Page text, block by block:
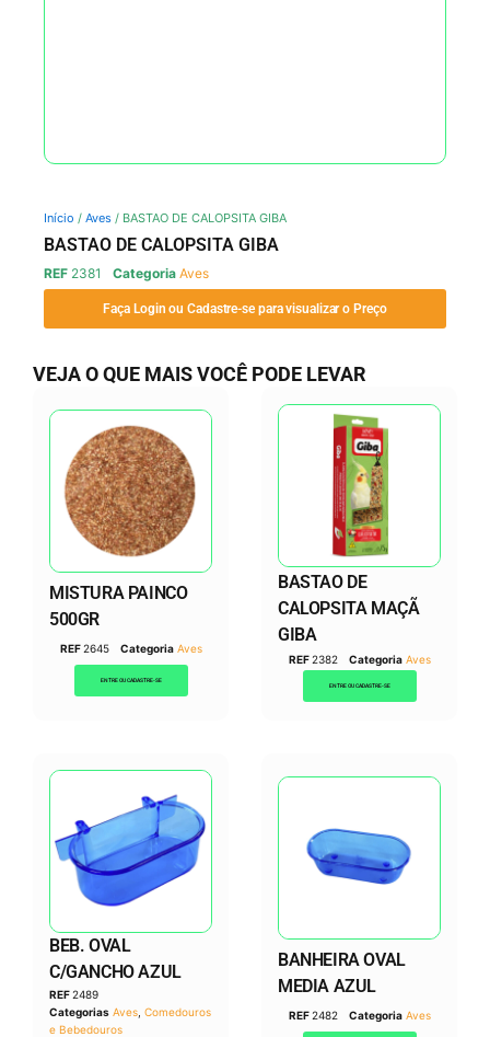
Início / Aves / BASTAO DE CALOPSITA GIBA
BASTAO DE CALOPSITA GIBA
REF 2381 Categoria Aves
Faça Login ou Cadastre-se para visualizar o Preço
VEJA O QUE MAIS VOCÊ PODE LEVAR
MISTURA PAINCO
500GR
REF2645 Categoria Aves
ENTRE OU CADASTRE-SE
BASTAO DE
CALOPSITA MAÇÃ
GIBA
REF2382 Categoria Aves
ENTRE OU CADASTRE-SE
BEB. OVAL
C/GANCHO AZUL
REF2489
Categorias Aves Comedouros
e Bebedouros
BANHEIRA OVAL
MEDIA AZUL
REF2482 Categoria Aves